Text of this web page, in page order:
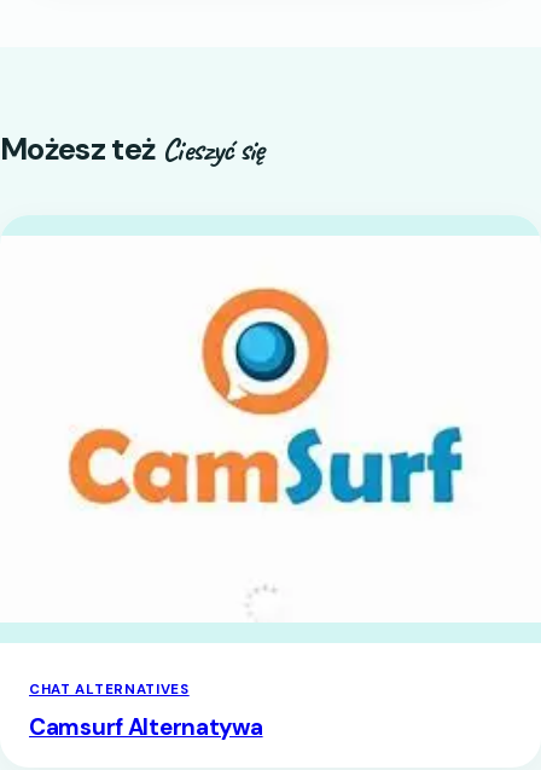
Możesz też Cieszyć się
CHAT ALTERNATIVES
Camsurf Alternatywa